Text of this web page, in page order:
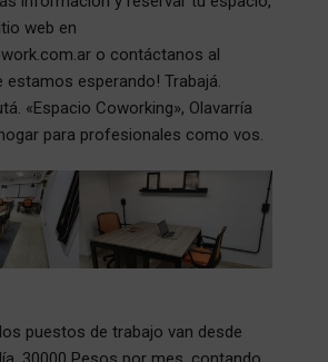
web en
o contáctanos al
estamos esperando! Trabajá.
«Espacio Coworking», Olavarría
para profesionales como vos.
puestos de trabajo van desde